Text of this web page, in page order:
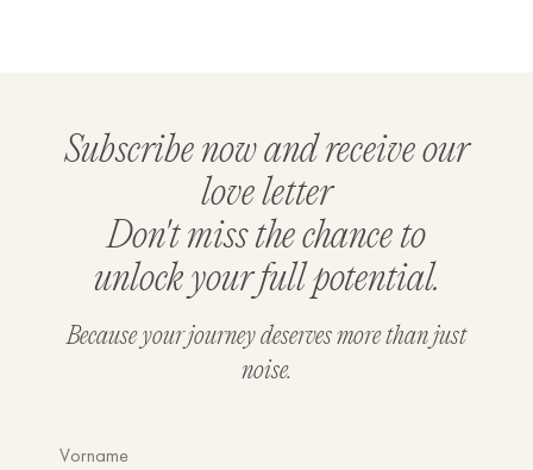
Subscribe now and receive our
love letter
Don't miss the chance to
unlock your full potential.
Because your journey deserves more than just
noise.
Vorname